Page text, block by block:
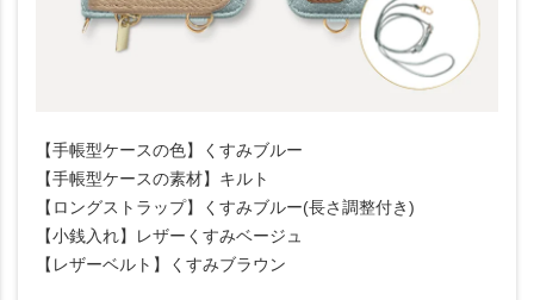
【手帳型ケースの色】くすみブルー
【手帳型ケースの素材】キルト
【ロングストラップ】くすみブルー(長さ調整付き)
【小銭入れ】レザーくすみベージュ
【レザーベルト】くすみブラウン